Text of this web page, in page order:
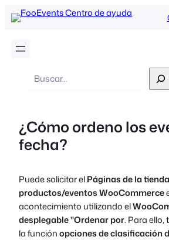
Buscar
¿Cómo ordeno los
fecha?
Puede solicitar elPáginas de la
productos/eventos WooCommerce
acontecimiento utilizando el
desplegable "Ordenar por. Para
la funciónopciones de clasificación